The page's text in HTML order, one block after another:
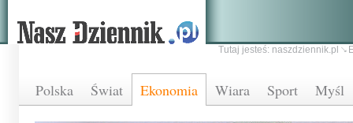
Polska Świat Ekonomia Wiara Sport Myśl
Tutaj jesteś: naszdziennik.pl